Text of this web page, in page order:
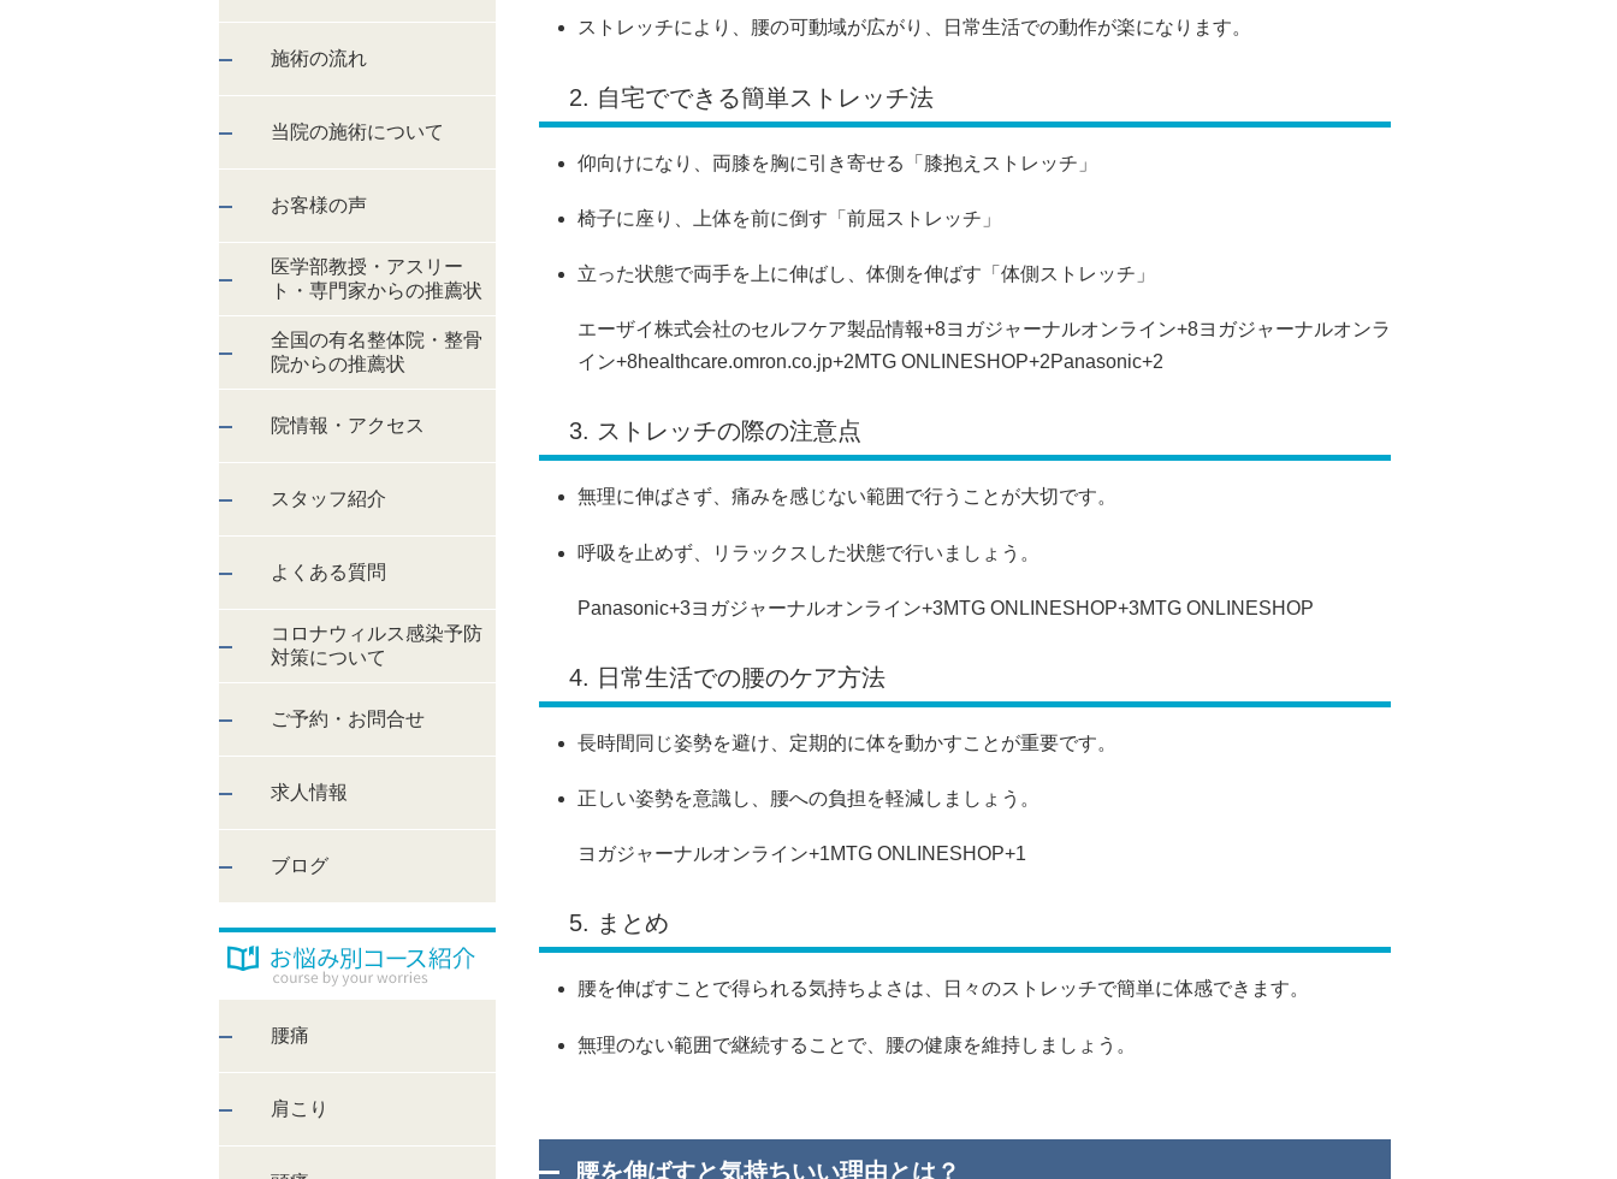
施術の流れ
当院の施術について
お客様の声
医学部教授・アスリー
ト・専門家からの推薦状
全国の有名整体院・整骨
院からの推薦状
院情報・アクセス
スタッフ紹介
よくある質問
コロナウィルス感染予防
対策について
ご予約・お問合せ
求人情報
ブログ
腰痛
肩こり
ストレッチにより、腰の可動域が広がり、日常生活での動作が楽になります。
2. 自宅でできる簡単ストレッチ法
仰向けになり、両膝を胸に引き寄せる「膝抱えストレッチ」
椅子に座り、上体を前に倒す「前屈ストレッチ」
立った状態で両手を上に伸ばし、体側を伸ばす「体側ストレッチ」
エーザイ株式会社のセルフケア製品情報+8ヨガジャーナルオンライン+8ヨガジャーナルオンラ
イン+8healthcare.omron.co.jp+2MTG ONLINESHOP+2Panasonic+2
3. ストレッチの際の注意点
無理に伸ばさず、痛みを感じない範囲で行うことが大切です。
呼吸を止めず、リラックスした状態で行いましょう。
Panasonic+3ヨガジャーナルオンライン+3MTG ONLINESHOP+3MTG ONLINESHOP
4. 日常生活での腰のケア方法
長時間同じ姿勢を避け、定期的に体を動かすことが重要です。
正しい姿勢を意識し、腰への負担を軽減しましょう。
ヨガジャーナルオンライン+1MTG ONLINESHOP+1
5. まとめ
腰を伸ばすことで得られる気持ちよさは、日々のストレッチで簡単に体感できます。
無理のない範囲で継続することで、腰の健康を維持しましょう。
腰を伸ばすと気持ちいい理由とは？